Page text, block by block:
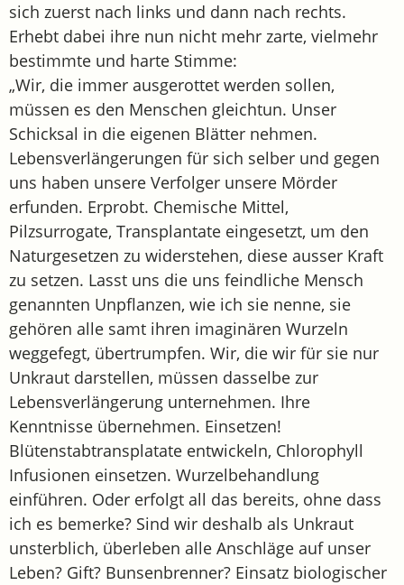
sich zuerst nach links und dann nach rechts.
Erhebt dabei ihre nun nicht mehr zarte, vielmehr
bestimmte und harte Stimme:
„Wir, die immer ausgerottet werden sollen,
müssen es den Menschen gleichtun. Unser
Schicksal in die eigenen Blätter nehmen.
Lebensverlängerungen für sich selber und gegen
uns haben unsere Verfolger unsere Mörder
erfunden. Erprobt. Chemische Mittel,
Pilzsurrogate, Transplantate eingesetzt, um den
Naturgesetzen zu widerstehen, diese ausser Kraft
zu setzen. Lasst uns die uns feindliche Mensch
genannten Unpflanzen, wie ich sie nenne, sie
gehören alle samt ihren imaginären Wurzeln
weggefegt, übertrumpfen. Wir, die wir für sie nur
Unkraut darstellen, müssen dasselbe zur
Lebensverlängerung unternehmen. Ihre
Kenntnisse übernehmen. Einsetzen!
Blütenstabtransplatate entwickeln, Chlorophyll
Infusionen einsetzen. Wurzelbehandlung
einführen. Oder erfolgt all das bereits, ohne dass
ich es bemerke? Sind wir deshalb als Unkraut
unsterblich, überleben alle Anschläge auf unser
Leben? Gift? Bunsenbrenner? Einsatz biologischer